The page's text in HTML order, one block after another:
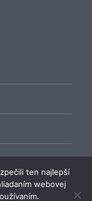
poháňa
ten najlepší
webovej